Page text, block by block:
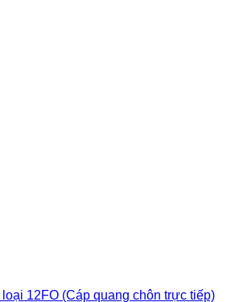
12FO (Cáp quang chôn trực tiếp)